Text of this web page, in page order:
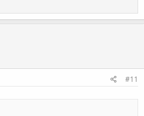
#11